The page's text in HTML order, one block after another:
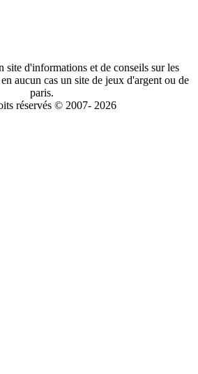
site d'informations et de conseils sur les
aucun cas un site de jeux d'argent ou de
paris.
réservés © 2007- 2026